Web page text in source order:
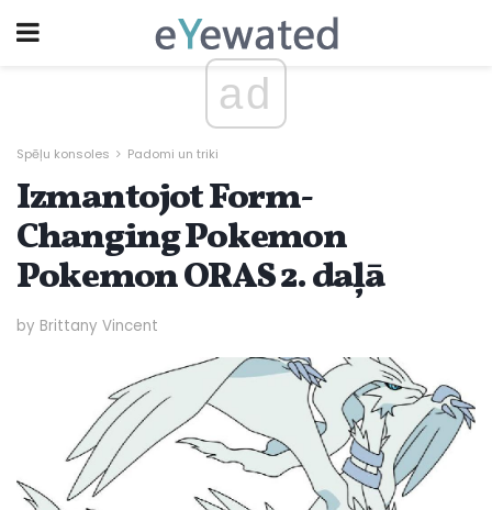
ad
Spēļu konsoles Padomi un triki
Izmantojot Form-
Changing Pokemon
Pokemon ORAS 2. daļā
by Brittany Vincent